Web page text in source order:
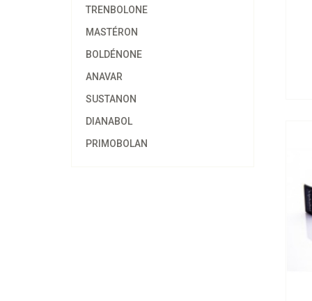
TRENBOLONE
MASTÉRON
BOLDÉNONE
ANAVAR
SUSTANON
DIANABOL
PRIMOBOLAN